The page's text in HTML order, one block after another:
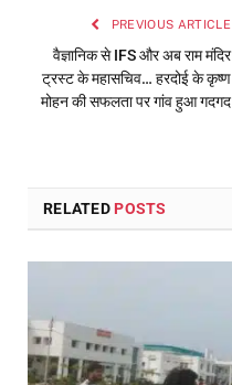
PREVIOUS ARTICLE
वैज्ञानिक से IFS और अब राम मंदिर
ट्रस्ट के महासचिव… हरदोई के कृष्ण
मोहन की सफलता पर गांव हुआ गदगद
RELATED POSTS